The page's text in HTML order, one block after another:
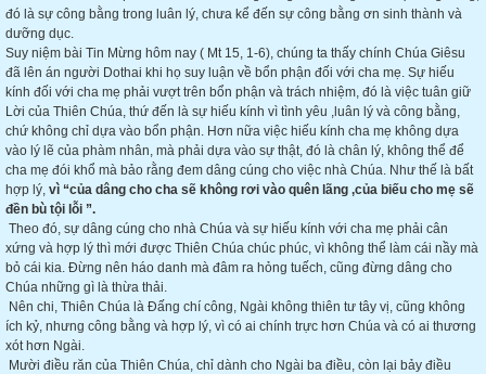
đó là sự công bằng trong luân lý, chưa kể đến sự công bằng ơn sinh thành và
dưỡng dục.
Suy niệm bài Tin Mừng hôm nay ( Mt 15, 1-6), chúng ta thấy chính Chúa Giêsu
đã lên án người Dothai khi họ suy luận về bổn phận đối với cha mẹ. Sự hiếu
kính đối với cha mẹ phải vượt trên bổn phận và trách nhiệm, đó là việc tuân giữ
Lời của Thiên Chúa, thứ đến là sự hiếu kính vì tình yêu ,luân lý và công bằng,
chứ không chỉ dựa vào bổn phận. Hơn nữa việc hiếu kính cha mẹ không dựa
vào lý lẽ của phàm nhân, mà phải dựa vào sự thật, đó là chân lý, không thể để
cha mẹ đói khổ mà bảo rằng đem dâng cúng cho việc nhà Chúa. Như thế là bất
hợp lý, vì “của dâng cho cha sẽ không rơi vào quên lãng ,của biếu cho mẹ sẽ
đền bù tội lỗi ”.
Theo đó, sự dâng cúng cho nhà Chúa và sự hiếu kính với cha mẹ phải cân
xứng và hợp lý thì mới được Thiên Chúa chúc phúc, vì không thể làm cái nầy mà
bỏ cái kia. Đừng nên háo danh mà đâm ra hỏng tuếch, cũng đừng dâng cho
Chúa những gì là thừa thải.
Nên chi, Thiên Chúa là Đấng chí công, Ngài không thiên tư tây vị, cũng không
ích kỷ, nhưng công bằng và hợp lý, vì có ai chính trực hơn Chúa và có ai thương
xót hơn Ngài.
Mười điều răn của Thiên Chúa, chỉ dành cho Ngài ba điều, còn lại bảy điều